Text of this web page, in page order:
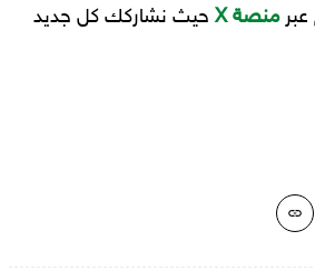
عبرمنصة X
حيث نشاركك كل جديد